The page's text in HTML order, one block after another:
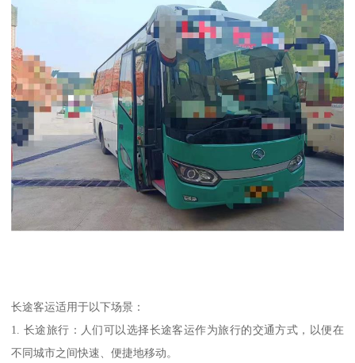
长途客运适用于以下场景：
1. 长途旅行：人们可以选择长途客运作为旅行的交通方式，以便在
不同城市之间快速、便捷地移动。